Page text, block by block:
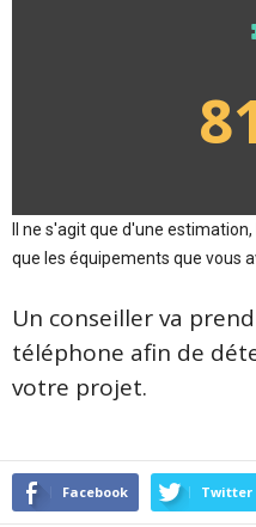
Il ne s'agit que d'une
que les équipements que vous
Un conseiller va
téléphone afin de
votre projet.
Facebook Twitter